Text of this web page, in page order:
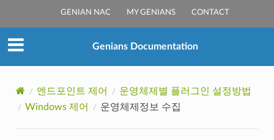
GENIAN NAC MY GENIANS CONTACT
Genians Documentation
엔드포인트 제어
운영체제별 플러그인 설정방법
Windows 제어
운영체제정보 수집